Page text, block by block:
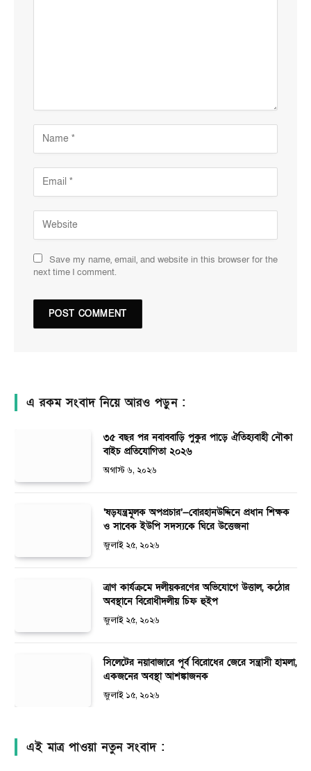
Save my name, email, and website in this browser for the
next time I comment.
এ রকম সংবাদ নিয়ে আরও পড়ুন :
৩৫ বছর পর নবাববাড়ি পুকুর পাড়ে ঐতিহ্যবাহী নৌকা
বাইচ প্রতিযোগিতা ২০২৬
অগাস্ট ৬, ২০২৬
‘ষড়যন্ত্রমূলক অপপ্রচার’—বোরহানউদ্দিনে প্রধান শিক্ষক
ও সাবেক ইউপি সদস্যকে ঘিরে উত্তেজনা
জুলাই ২৫, ২০২৬
ত্রাণ কার্যক্রমে দলীয়করণের অভিযোগে উত্তাল, কঠোর
অবস্থানে বিরোধীদলীয় চিফ হুইপ
জুলাই ২৫, ২০২৬
সিলেটের নয়াবাজারে পূর্ব বিরোধের জেরে সন্ত্রাসী হামলা,
একজনের অবস্থা আশঙ্কাজনক
জুলাই ১৫, ২০২৬
এই মাত্র পাওয়া নতুন সংবাদ :